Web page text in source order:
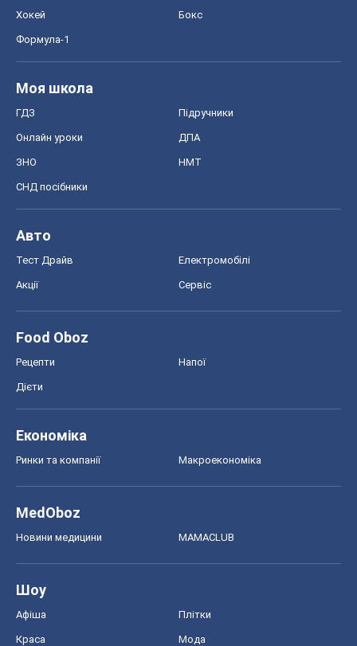
Хокей Бокс
Формула-1
Моя школа
ГДЗ Підручники
Онлайн уроки ДПА
ЗНО НМТ
СНД посібники
Авто
Тест Драйв Електромобілі
Акції Сервіс
Food Oboz
Рецепти Напої
Дієти
Економіка
Ринки та компанії Макроекономіка
MedOboz
Новини медицини MAMACLUB
Шоу
Афіша Плітки
Краса Мода